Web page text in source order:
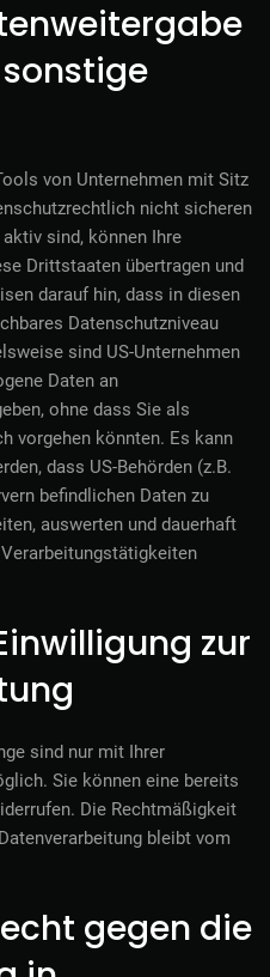
von Unternehmen mit Sitz
nicht sicheren
sind, können Ihre
Drittstaaten übertragen und
darauf hin, dass in diesen
Datenschutzniveau
sind US-Unternehmen
Daten an
ohne dass Sie als
vorgehen könnten. Es kann
dass US-Behörden (z.B.
befindlichen Daten zu
auswerten und dauerhaft
zur
sind nur mit Ihrer
Sie können eine bereits
Die Rechtmäßigkeit
bleibt vom
gegen die